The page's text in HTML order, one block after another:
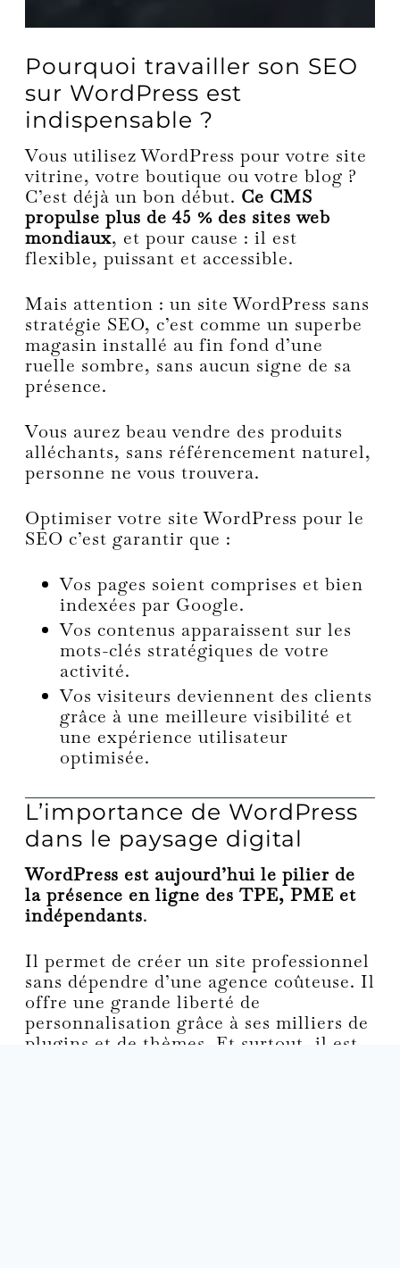
Pourquoi travailler son SEO
sur WordPress est
indispensable ?
Vous utilisez WordPress pour votre site
vitrine, votre boutique ou votre blog ?
C’est déjà un bon début. Ce CMS
propulse plus de 45 % des sites web
mondiaux, et pour cause : il est
flexible, puissant et accessible.
Mais attention : un site WordPress sans
stratégie SEO, c’est comme un superbe
magasin installé au fin fond d’une
ruelle sombre, sans aucun signe de sa
présence.
Vous aurez beau vendre des produits
alléchants, sans référencement naturel,
personne ne vous trouvera.
Optimiser votre site WordPress pour le
SEO c’est garantir que :
Vos pages soient comprises et bien
indexées par Google.
Vos contenus apparaissent sur les
mots-clés stratégiques de votre
activité.
Vos visiteurs deviennent des clients
grâce à une meilleure visibilité et
une expérience utilisateur
optimisée.
L’importance de WordPress
dans le paysage digital
WordPress est aujourd’hui le pilier de
la présence en ligne des TPE, PME et
indépendants.
Il permet de créer un site professionnel
sans dépendre d’une agence coûteuse. Il
offre une grande liberté de
personnalisation grâce à ses milliers de
plugins et de thèmes. Et surtout, il est